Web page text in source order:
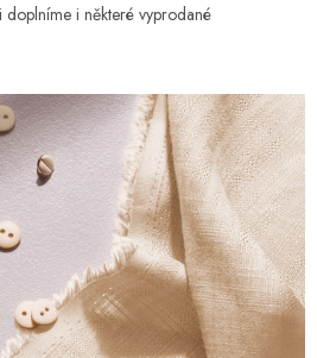
doplníme i některé vyprodané